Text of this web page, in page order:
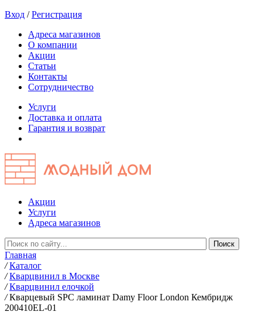
Вход /Регистрация
Адреса магазинов
О компании
Акции
Статьи
Контакты
Сотрудничество
Услуги
Доставка и оплата
Гарантия и возврат
Акции
Услуги
Адреса магазинов
Главная
/ Каталог
/ Кварцвинил в Москве
/ Кварцвинил елочкой
/ Кварцевый SPC ламинат Damy Floor London Кембридж
200410EL-01